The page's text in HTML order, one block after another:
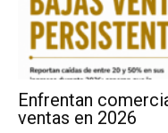
Enfrentan
ventas en 2026